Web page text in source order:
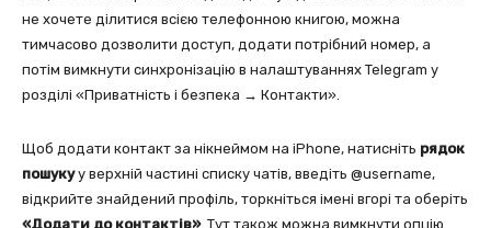
не хочете ділитися всією телефонною книгою, можна
тимчасово дозволити доступ, додати потрібний номер, а
потім вимкнути синхронізацію в налаштуваннях Telegram у
розділі «Приватність і безпека → Контакти».
Щоб додати контакт за нікнеймом на iPhone, натисніть рядок
пошукуу верхній частині списку чатів, введіть @username,
відкрийте знайдений профіль, торкніться імені вгорі та оберіть
«Додати до контактів». Тут також можна вимкнути опцію